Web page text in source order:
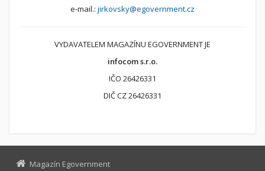
e-mail.: jirkovsky@egovernment.cz
VYDAVATELEM MAGAZÍNU EGOVERNMENT JE
infocom s.r.o.
IČO 26426331
DIČ CZ 26426331
Magazín Egovernment